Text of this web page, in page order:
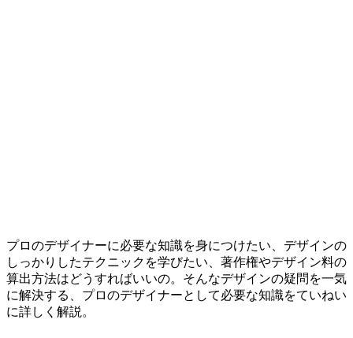
プロのデザイナーに必要な知識を身につけたい、デザインの
しっかりしたテクニックを学びたい、著作権やデザイン料の
算出方法はどうすればいいの。そんなデザインの疑問を一気
に解決する、プロのデザイナーとして必要な知識をていねい
に詳しく解説。